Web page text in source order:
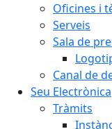
Oficines i
Serveis
Sala de
Canal de
Seu Electrònica
Tràmits